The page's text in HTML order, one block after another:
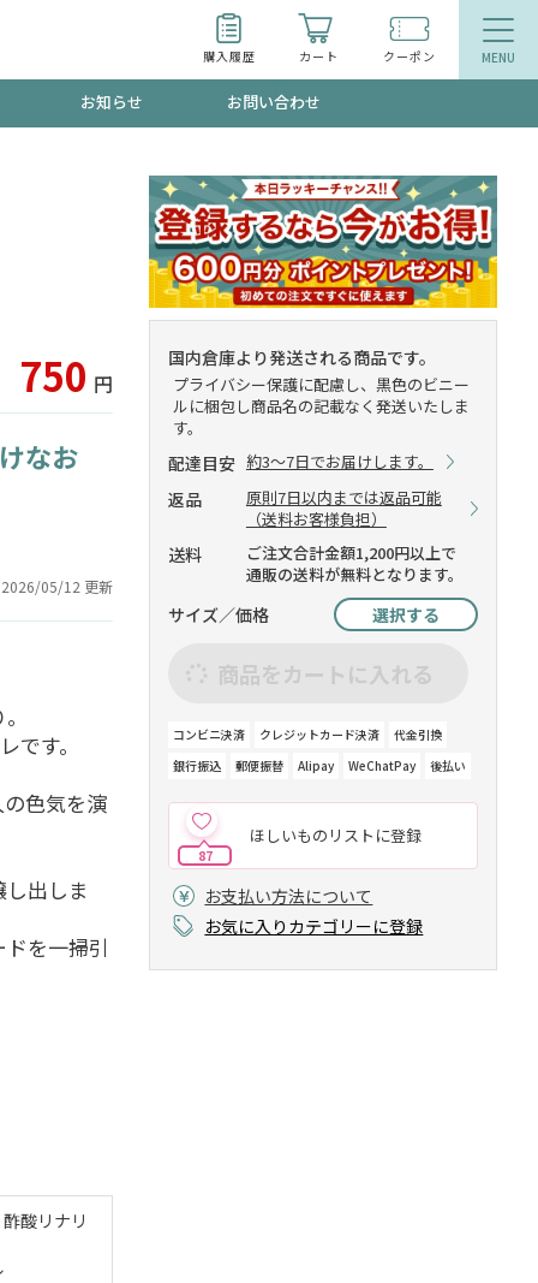
購入履歴 カート クーポン
食品
お得なクーポン"3種類"出現中！今月のスト
！今すぐ使えるクーポンプレゼント中！！
集！限定クーポンも不定期配信
お知らせ お問い合わせ
750 円
なお
2026/05/12 更新
す。
色気を演
出しま
を一掃引
国内倉庫より発送される商品です。
プライバシー保護に配慮し、黒色のビニー
ルに梱包し商品名の記載なく発送いたしま
す。
配達目安 約3～7日でお届けします。
返品
原則7日以内までは返品可能
（送料お客様負担）
送料
ご注文合計金額1,200円以上で
通販の送料が無料となります。
サイズ／価格 選択する
商品をカートに入れる
コンビニ決済 クレジットカード決済
代金引換
銀行振込
郵便振替 Alipay WeChatPay 後払い
ほしいものリストに登録
87
お支払い方法について
お気に入りカテゴリーに登録
酸リナリ